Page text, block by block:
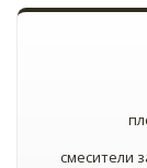
смесители